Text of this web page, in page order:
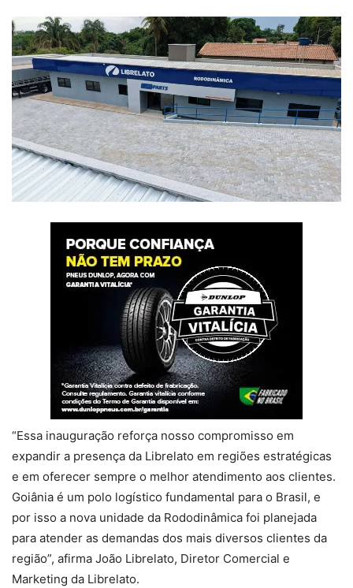
“Essa inauguração reforça nosso compromisso em
expandir a presença da Librelato em regiões estratégicas
e em oferecer sempre o melhor atendimento aos clientes.
Goiânia é um polo logístico fundamental para o Brasil, e
por isso a nova unidade da Rododinâmica foi planejada
para atender as demandas dos mais diversos clientes da
região”, afirma João Librelato, Diretor Comercial e
Marketing da Librelato.